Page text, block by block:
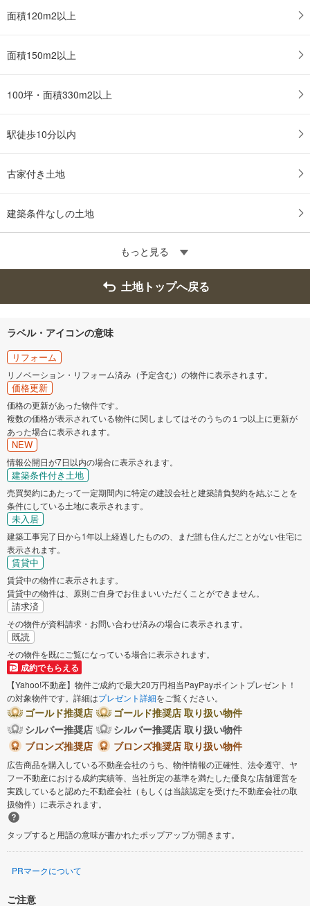
面積120m2以上
面積150m2以上
100坪・面積330m2以上
駅徒歩10分以内
古家付き土地
建築条件なしの土地
もっと見る
土地トップへ戻る
ラベル・アイコンの意味
リフォーム
リノベーション・リフォーム済み（予定含む）の物件に表示されます。
価格更新
価格の更新があった物件です。
複数の価格が表示されている物件に関しましてはそのうちの１つ以上に更新が
あった場合に表示されます。
NEW
情報公開日が7日以内の場合に表示されます。
建築条件付き土地
売買契約にあたって一定期間内に特定の建設会社と建築請負契約を結ぶことを
条件にしている土地に表示されます。
未入居
建築工事完了日から1年以上経過したものの、まだ誰も住んだことがない住宅に
表示されます。
賃貸中
賃貸中の物件に表示されます。
賃貸中の物件は、原則ご自身でお住まいいただくことができません。
請求済
その物件が資料請求・お問い合わせ済みの場合に表示されます。
既読
その物件を既にご覧になっている場合に表示されます。
成約でもらえる
【Yahoo!不動産】物件ご成約で最大20万円相当PayPayポイントプレゼント！
の対象物件です。詳細はプレゼント詳細をご覧ください。
ゴールド推奨店
ゴールド推奨店 取り扱い物件
シルバー推奨店
シルバー推奨店 取り扱い物件
ブロンズ推奨店
ブロンズ推奨店 取り扱い物件
広告商品を購入している不動産会社のうち、物件情報の正確性、法令遵守、ヤ
フー不動産における成約実績等、当社所定の基準を満たした優良な店舗運営を
実践していると認めた不動産会社（もしくは当該認定を受けた不動産会社の取
扱物件）に表示されます。
タップすると用語の意味が書かれたポップアップが開きます。
PRマークについて
ご注意